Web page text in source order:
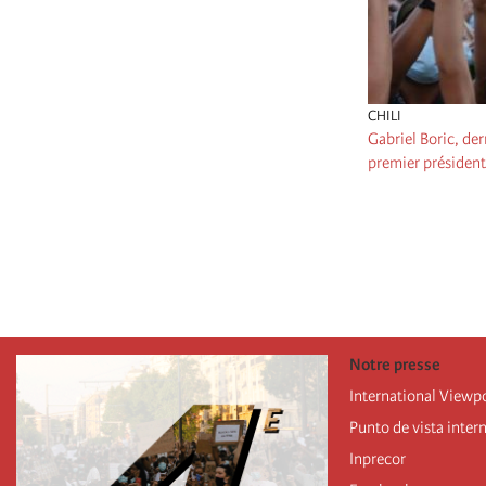
CHILI
Gabriel Boric,
premier
Notre presse
International
Punto de vista
Inprecor